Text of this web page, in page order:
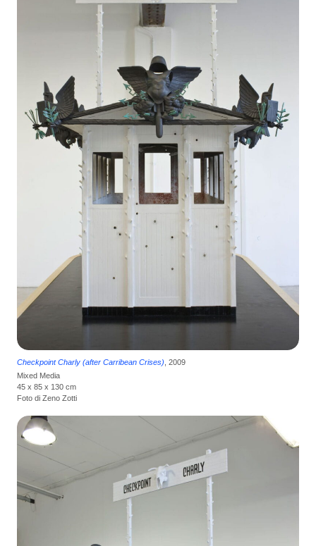
Checkpoint Charly (after Carribean Crises) , 2009
Mixed Media
45 x 85 x 130 cm
Foto di Zeno Zotti